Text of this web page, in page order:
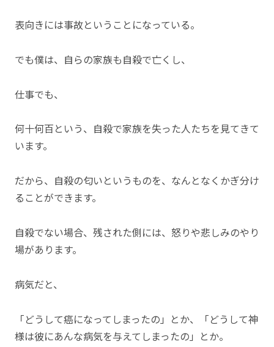
表向きには事故ということになっている。
でも僕は、自らの家族も自殺で亡くし、
仕事でも、
何十何百という、自殺で家族を失った人たちを見てきて
います。
だから、自殺の匂いというものを、なんとなくかぎ分け
ることができます。
自殺でない場合、残された側には、怒りや悲しみのやり
場があります。
病気だと、
「どうして癌になってしまったの」とか、「どうして神
様は彼にあんな病気を与えてしまったの」とか。